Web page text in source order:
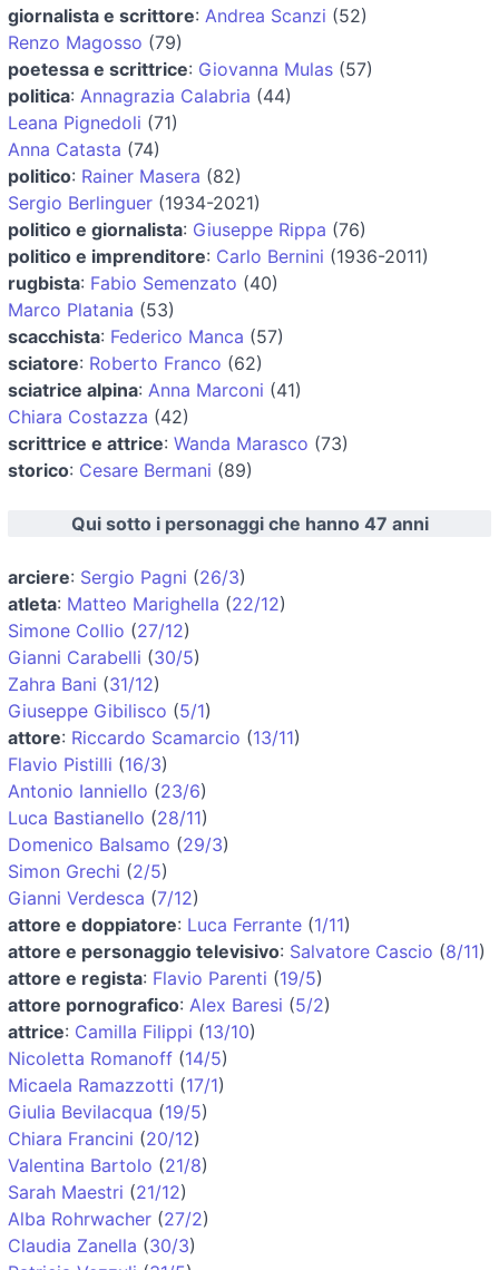
giornalista e scrittore: Andrea Scanzi (52)
Renzo Magosso (79)
poetessa e scrittrice: Giovanna Mulas (57)
politica: Annagrazia Calabria (44)
Leana Pignedoli (71)
Anna Catasta (74)
politico: Rainer Masera (82)
Sergio Berlinguer (1934-2021)
politico e giornalista: Giuseppe Rippa (76)
politico e imprenditore: Carlo Bernini (1936-2011)
rugbista: Fabio Semenzato (40)
Marco Platania (53)
scacchista: Federico Manca (57)
sciatore: Roberto Franco (62)
sciatrice alpina: Anna Marconi (41)
Chiara Costazza (42)
scrittrice e attrice: Wanda Marasco (73)
storico: Cesare Bermani (89)
Qui sotto i personaggi che hanno 47 anni
arciere: Sergio Pagni (26/3)
atleta: Matteo Marighella (22/12)
Simone Collio (27/12)
Gianni Carabelli (30/5)
Zahra Bani (31/12)
Giuseppe Gibilisco (5/1)
attore: Riccardo Scamarcio (13/11)
Flavio Pistilli (16/3)
Antonio Ianniello (23/6)
Luca Bastianello (28/11)
Domenico Balsamo (29/3)
Simon Grechi (2/5)
Gianni Verdesca (7/12)
attore e doppiatore: Luca Ferrante (1/11)
attore e personaggio televisivo: Salvatore Cascio (8/11)
attore e regista: Flavio Parenti (19/5)
attore pornografico: Alex Baresi (5/2)
attrice: Camilla Filippi (13/10)
Nicoletta Romanoff (14/5)
Micaela Ramazzotti (17/1)
Giulia Bevilacqua (19/5)
Chiara Francini (20/12)
Valentina Bartolo (21/8)
Sarah Maestri (21/12)
Alba Rohrwacher (27/2)
Claudia Zanella (30/3)